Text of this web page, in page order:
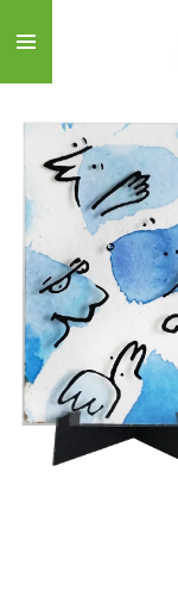
direct
naar
de
hoofdinhoud